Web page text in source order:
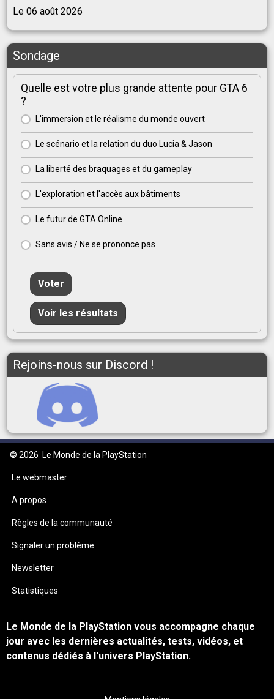
Le 06 août 2026
Sondage
Quelle est votre plus grande attente pour GTA 6
?
L'immersion et le réalisme du monde ouvert
Le scénario et la relation du duo Lucia & Jason
La liberté des braquages et du gameplay
L'exploration et l'accès aux bâtiments
Le futur de GTA Online
Sans avis / Ne se prononce pas
Voter
Voir les résultats
Rejoins-nous sur Discord !
© 2026 Le Monde de la PlayStation
Le webmaster
A propos
Règles de la communauté
Signaler un problème
Newsletter
Statistiques
Le Monde de la PlayStation vous accompagne chaque
jour avec les dernières actualités, tests, vidéos, et
contenus dédiés à l'univers PlayStation.